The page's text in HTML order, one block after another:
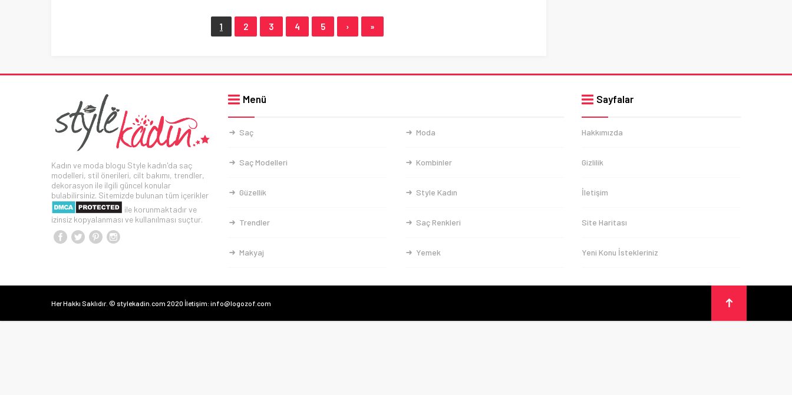
1 2 3 4 5 › »
Kadın ve moda blogu Style kadın'da saç
modelleri, stil önerileri, cilt bakımı, trendler,
dekorasyon ile ilgili güncel konular
bulabilirsiniz. Sitemizde bulunan tüm içerikler
ile korunmaktadır ve
izinsiz kopyalanması ve kullanılması suçtur.
Menü
Saç Moda
Saç Modelleri Kombinler
Güzellik Style Kadın
Trendler Saç Renkleri
Makyaj Yemek
Sayfalar
Hakkımızda
Gizlilik
İletişim
Site Haritası
Yeni Konu İstekleriniz
Her Hakkı Saklıdır. © stylekadin.com 2020 İletişim: info@logozof.com